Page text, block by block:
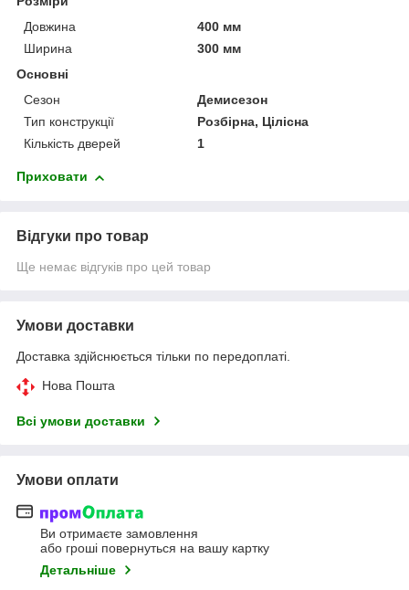
Довжина
400 мм
Ширина
300 мм
Основні
Сезон
Демисезон
Тип конструкції
Розбірна, Цілісна
Кількість дверей
1
Приховати
Відгуки про товар
Ще немає відгуків про цей товар
Умови доставки
Доставка здійснюється тільки по передоплаті.
Нова Пошта
Всі умови доставки
Умови оплати
Ви отримаєте замовлення
або гроші повернуться на вашу картку
Детальніше